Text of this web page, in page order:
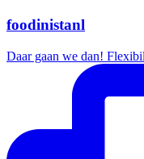
foodinistanl
Daar gaan we dan!